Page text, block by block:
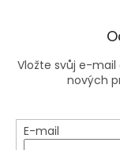
Vložte svůj e-
nových
E-mail